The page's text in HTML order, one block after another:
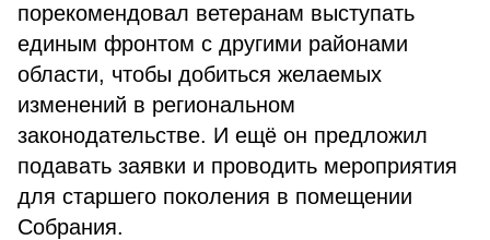
порекомендовал ветеранам выступать
единым фронтом с другими районами
области, чтобы добиться желаемых
изменений в региональном
законодательстве. И ещё он предложил
подавать заявки и проводить мероприятия
для старшего поколения в помещении
Собрания.